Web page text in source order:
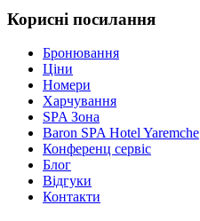
Корисні посилання
Бронювання
Ціни
Номери
Харчування
SPA Зона
Baron SPA Hotel Yaremche
Конференц сервіс
Блог
Відгуки
Контакти